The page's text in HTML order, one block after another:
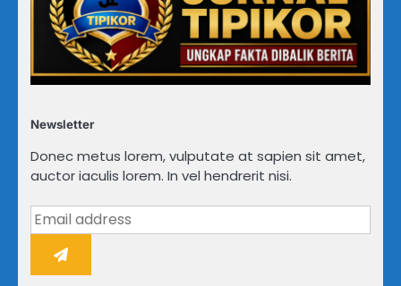
Newsletter
Donec metus lorem, vulputate at sapien sit amet,
auctor iaculis lorem. In vel hendrerit nisi.